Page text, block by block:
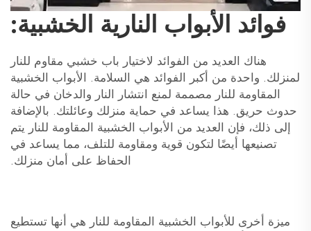
فوائد الأبواب النارية الخشبية:
هناك العديد من الفوائد لاختيار باب خشبي مقاوم للنار
لمنزلك. واحدة من أكبر الفوائد هي السلامة. الأبواب الخشبية
المقاومة للنار مصممة لمنع انتشار النار والدخان في حالة
حدوث حريق. هذا يساعد في حماية منزلك وعائلتك. بالإضافة
إلى ذلك، فإن العديد من الأبواب الخشبية المقاومة للنار يتم
تصنيعها أيضًا لتكون قوية ومقاومة للتلف، مما يساعد في
الحفاظ على أمان منزلك.
ميزة أخرى للأبواب الخشبية المقاومة للنار هي أنها تستطيع